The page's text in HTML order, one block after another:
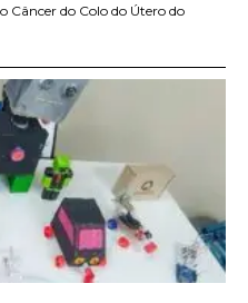
Câncer do Colo do Útero do